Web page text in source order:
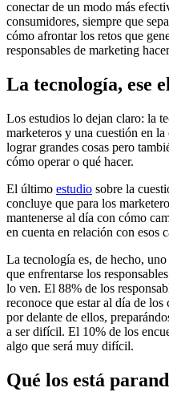
conectar de un modo más
consumidores, siempre que
cómo afrontar los retos que
responsables de marketing
La tecnología, ese
Los estudios lo dejan claro: la
marketeros y una cuestión en
lograr grandes cosas pero
cómo operar o qué hacer.
El último estudio sobre la
concluye que para los
mantenerse al día con cómo
en cuenta en relación con esos
La tecnología es, de hecho,
que enfrentarse los
lo ven. El 88% de los
reconoce que estar al día de
por delante de ellos,
a ser difícil. El 10% de los
algo que será muy difícil.
Qué los está